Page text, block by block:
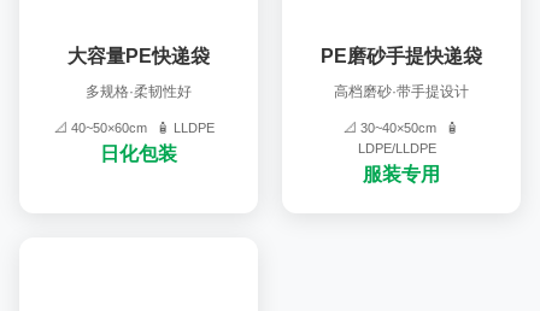
大容量PE快递袋
多规格·柔韧性好
📐 40~50×60cm 🧴 LLDPE
日化包装
PE磨砂手提快递袋
高档磨砂·带手提设计
📐 30~40×50cm
🧴
LDPE/LLDPE
服装专用